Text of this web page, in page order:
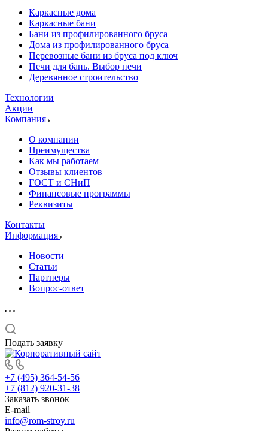
Каркасные дома
Каркасные бани
Бани из профилированного бруса
Дома из профилированного бруса
Перевозные бани из бруса под ключ
Печи для бань. Выбор печи
Деревянное строительство
Технологии
Акции
Компания
О компании
Преимущества
Как мы работаем
Отзывы клиентов
ГОСТ и СНиП
Финансовые программы
Реквизиты
Контакты
Информация
Новости
Статьи
Партнеры
Вопрос-ответ
Подать заявку
+7 (495) 364-54-56
+7 (812) 920-31-38
Заказать звонок
E-mail
info@rom-stroy.ru